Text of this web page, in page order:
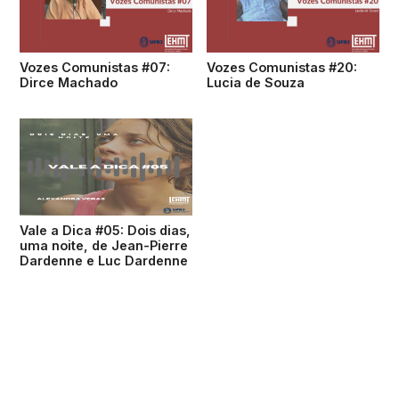
Vozes Comunistas #07:
Dirce Machado
Vozes Comunistas #20:
Lucia de Souza
Vale a Dica #05: Dois dias,
uma noite, de Jean-Pierre
Dardenne e Luc Dardenne